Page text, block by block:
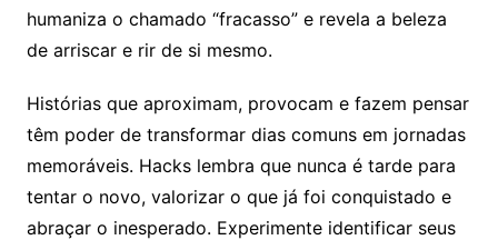
humaniza o chamado “fracasso” e revela a beleza
de arriscar e rir de si mesmo.
Histórias que aproximam, provocam e fazem pensar
têm poder de transformar dias comuns em jornadas
memoráveis. Hacks lembra que nunca é tarde para
tentar o novo, valorizar o que já foi conquistado e
abraçar o inesperado. Experimente identificar seus